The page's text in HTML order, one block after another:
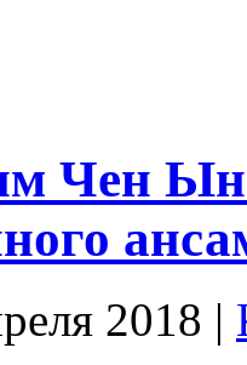
Чен Ын
2018 |